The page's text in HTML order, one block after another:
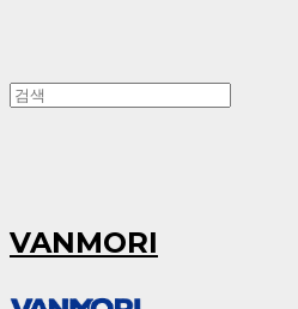
VANMORI